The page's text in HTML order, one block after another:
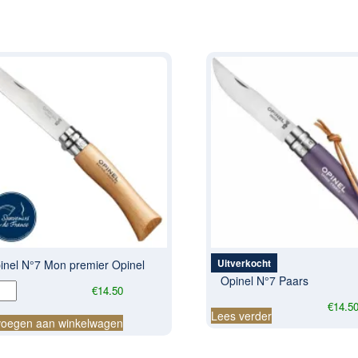
N°7 Mon premier Opinel
€14.50
aan winkelwagen
Uitverkocht
Opinel N°7 Paars
€14.50
Lees verder